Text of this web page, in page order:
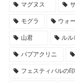
マグヌス
モグラ ウォ
山君 ルル
パプアクリニ
フェスティバルの